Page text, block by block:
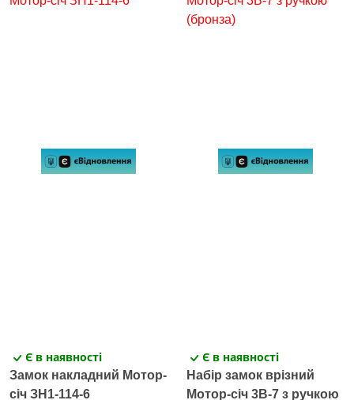
Є в наявності
Замок накладний Мотор-
січ ЗН1-114-6
Є в наявності
Набір замок врізний
Мотор-січ 3В-7 з ручкою